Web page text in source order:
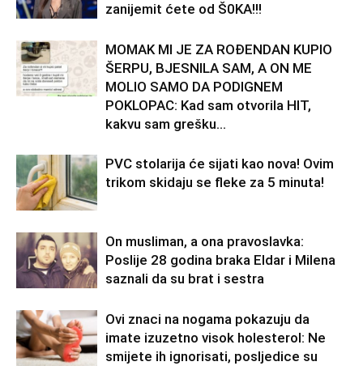
zanijemit ćete od Š0KA!!!
MOMAK MI JE ZA ROĐENDAN KUPIO
ŠERPU, BJESNILA SAM, A ON ME
MOLIO SAMO DA PODIGNEM
POKLOPAC: Kad sam otvorila HIT,
kakvu sam grešku...
PVC stolarija će sijati kao nova! Ovim
trikom skidaju se fleke za 5 minuta!
On musliman, a ona pravoslavka:
Poslije 28 godina braka Eldar i Milena
saznali da su brat i sestra
Ovi znaci na nogama pokazuju da
imate izuzetno visok holesterol: Ne
smijete ih ignorisati, posljedice su